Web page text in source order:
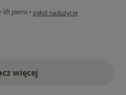
• lift piersi • w opinii użytkownika Joanna
zgłoś nadużycie
więcej
opinie powyżej